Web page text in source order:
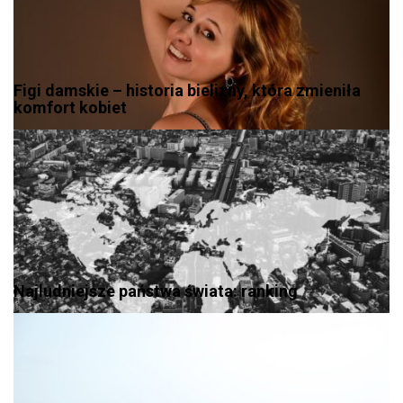
Figi damskie – historia bielizny, która zmieniła
komfort kobiet
Najludniejsze państwa świata: ranking